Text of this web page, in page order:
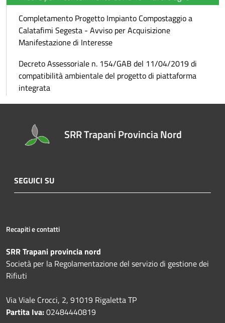
Completamento Progetto Impianto Compostaggio a
Calatafimi Segesta - Avviso per Acquisizione
Manifestazione di Interesse
Decreto Assessoriale n. 154/GAB del 11/04/2019 di
compatibilità ambientale del progetto di piattaforma
integrata
SRR Trapani Provincia Nord
SEGUICI SU
Recapiti e contatti
SRR Trapani provincia nord
Società per la Regolamentazione del servizio di gestione dei
Rifiuti
Via Viale Crocci, 2, 91019 Rigaletta TP
Partita Iva:02484440819